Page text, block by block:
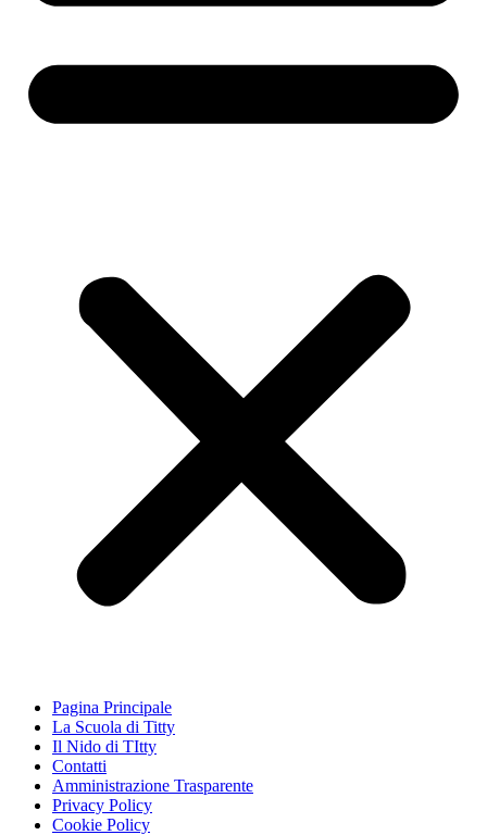
Pagina Principale
La Scuola di Titty
Il Nido di TItty
Contatti
Amministrazione Trasparente
Privacy Policy
Cookie Policy